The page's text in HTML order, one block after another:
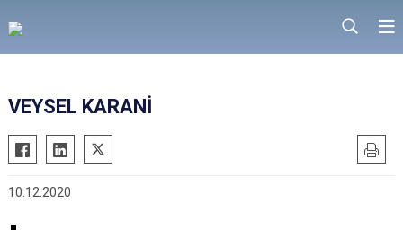
VEYSEL KARANİ
10.12.2020